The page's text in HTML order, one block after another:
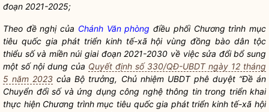
đoạn 2021-2025;
Theo đề nghị của Chánh Văn phòng điều phối Chương trình mục
tiêu quốc gia phát triển kinh tế-xã hội vùng đồng bàodân tộc
thiểu số và miền núi giai đoạn 2021-2030 về việc sửa đổi bổ sung
một số nội dung của Quyết định số 330/QĐ-UBDT ngày 12 tháng
5 năm 2023 củaBộ trưởng, Chủ nhiệm UBDT phê duyệt “Đề án
Chuyển đổi số và ứng dụng công nghệ thông tin trong triển khai
thực hiện Chương trình mục tiêu quốc gia phát triển kinh tế-xã hội